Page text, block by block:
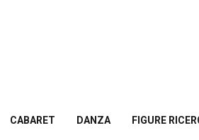
CABARET DANZA FIGURE